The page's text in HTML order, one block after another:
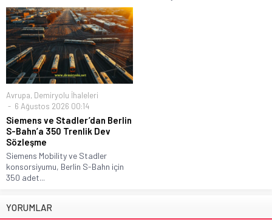
Avrupa, Demiryolu İhaleleri
6 Ağustos 2026 00:14
Siemens ve Stadler’dan Berlin
S-Bahn’a 350 Trenlik Dev
Sözleşme
Siemens Mobility ve Stadler
konsorsiyumu, Berlin S-Bahn için
350 adet...
YORUMLAR